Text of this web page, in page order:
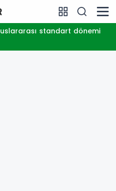
standart dönemi